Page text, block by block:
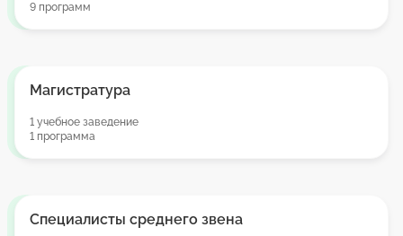
9 программ
Магистратура
1 учебное заведение
1 программа
Специалисты среднего звена